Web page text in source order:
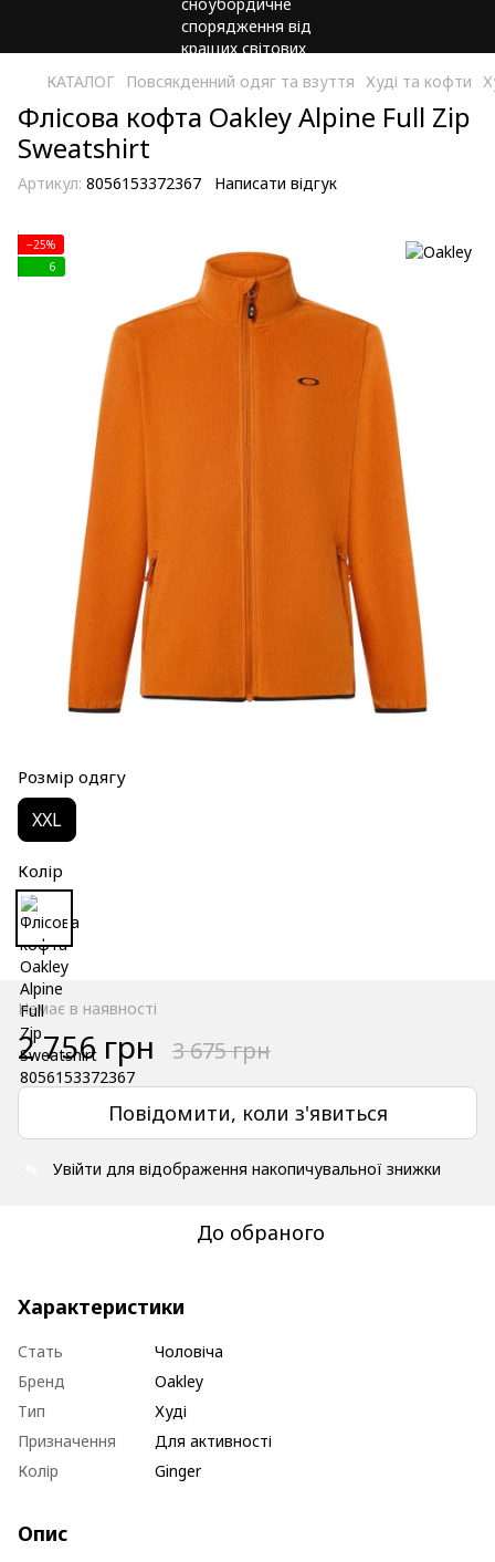
КАТАЛОГ Повсякденний одяг та взуття Худі та кофти
Флісова кофта Oakley Alpine Full Zip
Sweatshirt
Артикул: 8056153372367 Написати відгук
−25%
6
Розмір одягу
XXL
Колір
Немає в наявності
2 756 грн 3 675 грн
Повідомити, коли з'явиться
Увійти для відображення накопичувальної знижки
До обраного
Характеристики
Стать
Чоловіча
Бренд
Oakley
Тип
Худі
Призначення
Для активності
Колір
Ginger
Опис